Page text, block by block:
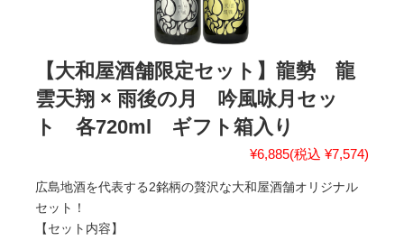
【大和屋酒舗限定セット】龍勢 龍
雲天翔 × 雨後の月 吟風咏月セッ
ト 各720ml ギフト箱入り
¥6,885(税込 ¥7,574)
広島地酒を代表する2銘柄の贅沢な大和屋酒舗オリジナル
セット！
【セット内容】